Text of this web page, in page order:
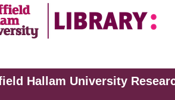
Hallam University